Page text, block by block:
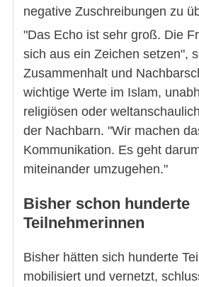
negative Zuschreibungen zu
"Das Echo ist sehr groß. Die
sich aus ein Zeichen setzen",
Zusammenhalt und
wichtige Werte im Islam,
religiösen oder
der Nachbarn. "Wir machen
Kommunikation. Es geht
miteinander umzugehen."
Bisher schon hunderte
Teilnehmerinnen
Bisher hätten sich hunderte
mobilisiert und vernetzt,